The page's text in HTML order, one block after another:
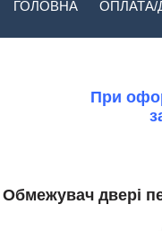
ГОЛОВНА ОПЛАТА/
При
Обмежувач двері